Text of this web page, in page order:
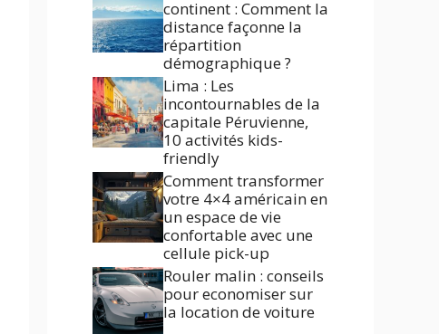
continent : Comment la
distance façonne la
répartition
démographique ?
Lima : Les
incontournables de la
capitale Péruvienne,
10 activités kids-
friendly
Comment transformer
votre 4×4 américain en
un espace de vie
confortable avec une
cellule pick-up
Rouler malin : conseils
pour economiser sur
la location de voiture